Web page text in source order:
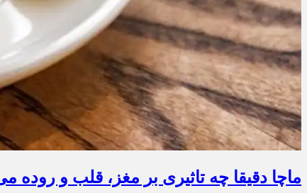
ماچا دقیقا چه تاثیری بر مغز، قلب و روده